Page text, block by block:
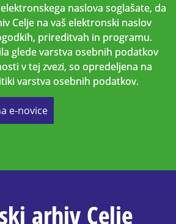
naslova soglašate, da
Celje na vaš elektronski naslov
prireditvah in programu.
glede varstva osebnih podatkov
v tej zvezi, so opredeljena na
varstva osebnih podatkov.
e-novice
arhiv Celje